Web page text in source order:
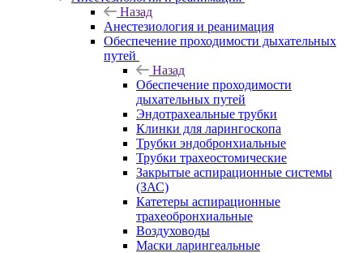
Назад
Анестезиология и реанимация
Обеспечение проходимости дыхательных
путей
Назад
Обеспечение проходимости
дыхательных путей
Эндотрахеальные трубки
Клинки для ларингоскопа
Трубки эндобронхиальные
Трубки трахеостомические
Закрытые аспирационные системы
(ЗАС)
Катетеры аспирационные
трахеобронхиальные
Воздуховоды
Маски ларингеальные